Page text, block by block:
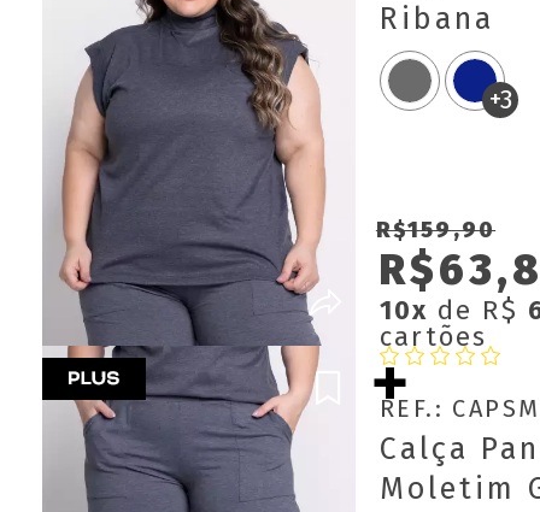
+3
Ribana
R$159,90
10x de R$
cartões
REF.:
Calça
Moletim